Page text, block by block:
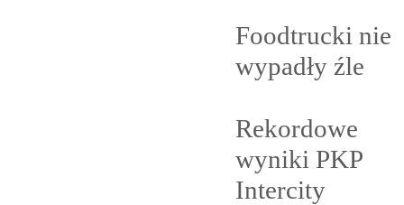
Foodtrucki nie
wypadły źle
Rekordowe
wyniki PKP
Intercity